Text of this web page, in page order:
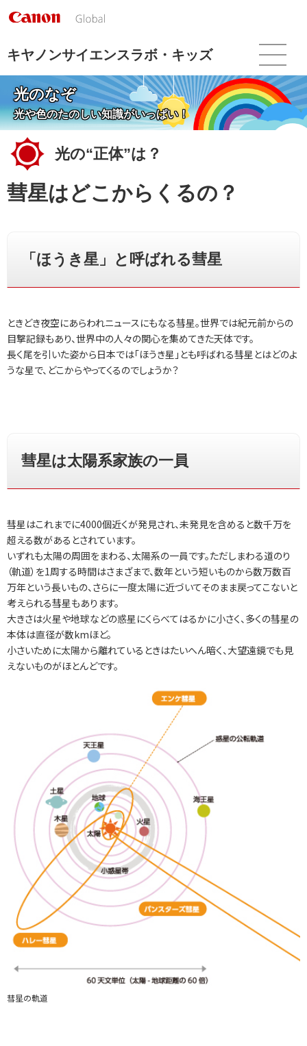
ー
文
へ
ま
す
キヤノンサイエンスラボ・キッズ
光のなぞ
光や色のたのしい知識がいっぱい！
光の“正体”は？
彗星はどこからくるの？
「ほうき星」と呼ばれる彗星
ときどき夜空にあらわれニュースにもなる彗星。世界では紀元前からの
目撃記録もあり、世界中の人々の関心を集めてきた天体です。
長く尾を引いた姿から日本では「ほうき星」とも呼ばれる彗星とはどのよ
うな星で、どこからやってくるのでしょうか？
彗星は太陽系家族の一員
彗星はこれまでに4000個近くが発見され、未発見を含めると数千万を
超える数があるとされています。
いずれも太陽の周囲をまわる、太陽系の一員です。ただしまわる道のり
（軌道）を1周する時間はさまざまで、数年という短いものから数万数百
万年という長いもの、さらに一度太陽に近づいてそのまま戻ってこないと
考えられる彗星もあります。
大きさは火星や地球などの惑星にくらべてはるかに小さく、多くの彗星の
本体は直径が数kmほど。
小さいために太陽から離れているときはたいへん暗く、大望遠鏡でも見
えないものがほとんどです。
彗星の軌道